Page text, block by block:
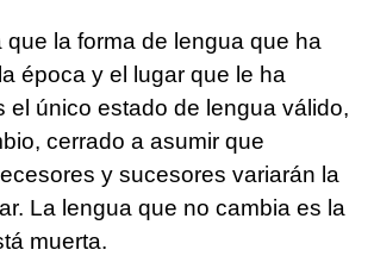
que la forma de lengua que ha
época y el lugar que le ha
el único estado de lengua válido,
cerrado a asumir que
y sucesores variarán la
La lengua que no cambia es la
muerta.